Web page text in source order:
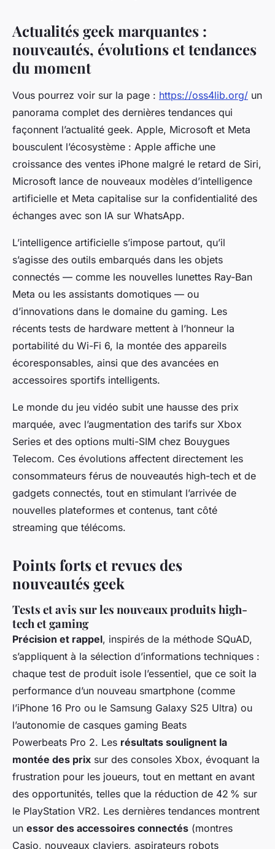
Actualités geek marquantes :
nouveautés, évolutions et tendances
du moment
Vous pourrez voir sur la page : https://oss4lib.org/ un
panorama complet des dernières tendances qui
façonnent l’actualité geek. Apple, Microsoft et Meta
bousculent l’écosystème : Apple affiche une
croissance des ventes iPhone malgré le retard de Siri,
Microsoft lance de nouveaux modèles d’intelligence
artificielle et Meta capitalise sur la confidentialité des
échanges avec son IA sur WhatsApp.
L’intelligence artificielle s’impose partout, qu’il
s’agisse des outils embarqués dans les objets
connectés — comme les nouvelles lunettes Ray-Ban
Meta ou les assistants domotiques — ou
d’innovations dans le domaine du gaming. Les
récents tests de hardware mettent à l’honneur la
portabilité du Wi-Fi 6, la montée des appareils
écoresponsables, ainsi que des avancées en
accessoires sportifs intelligents.
Le monde du jeu vidéo subit une hausse des prix
marquée, avec l’augmentation des tarifs sur Xbox
Series et des options multi-SIM chez Bouygues
Telecom. Ces évolutions affectent directement les
consommateurs férus de nouveautés high-tech et de
gadgets connectés, tout en stimulant l’arrivée de
nouvelles plateformes et contenus, tant côté
streaming que télécoms.
Points forts et revues des
nouveautés geek
Tests et avis sur les nouveaux produits high-
tech et gaming
Précision et rappel, inspirés de la méthode SQuAD,
s’appliquent à la sélection d’informations techniques :
chaque test de produit isole l’essentiel, que ce soit la
performance d’un nouveau smartphone (comme
l’iPhone 16 Pro ou le Samsung Galaxy S25 Ultra) ou
l’autonomie de casques gaming Beats
Powerbeats Pro 2. Les résultats soulignent la
montée des prix sur des consoles Xbox, évoquant la
frustration pour les joueurs, tout en mettant en avant
des opportunités, telles que la réduction de 42 % sur
le PlayStation VR2. Les dernières tendances montrent
un essor des accessoires connectés (montres
Casio, nouveaux claviers, aspirateurs robots